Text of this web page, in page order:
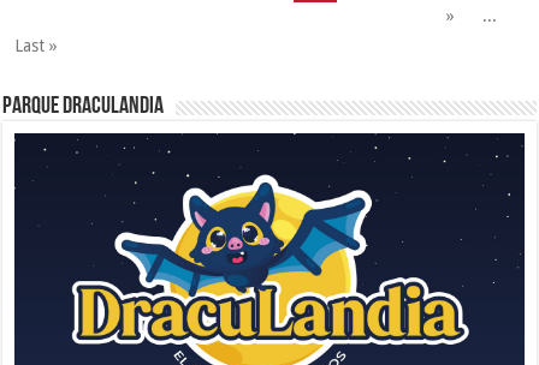
»
...
Last »
Parque Draculandia